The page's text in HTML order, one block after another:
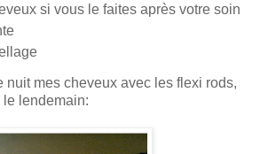
si vous le faites après votre soin
nuit mes cheveux avec les flexi rods,
lendemain: